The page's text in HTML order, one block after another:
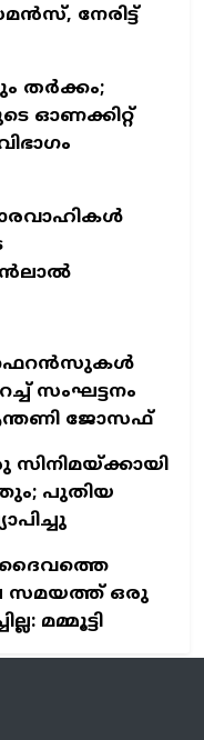
നേരിട്ട്
തര്‍ക്കം;
ഓണക്കിറ്റ്
റഫറന്‍സുകള്‍
സംഘട്ടനം
ജോസഫ്
പുതിയ
സമയത്ത് ഒരു
മമ്മൂട്ടി